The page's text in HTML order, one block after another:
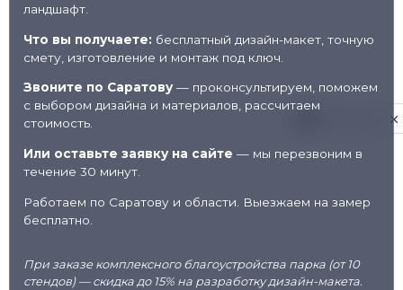
ландшафт.
Что вы получаете: бесплатный дизайн-макет, точную
смету, изготовление и монтаж под ключ.
Звоните по Саратову— проконсультируем, поможем
с выбором дизайна и материалов, рассчитаем
стоимость.
Или оставьте заявку на сайте — мы перезвоним в
течение 30 минут.
Работаем по Саратову и области. Выезжаем на замер
бесплатно.
При заказе комплексного благоустройства парка (от 10
стендов) — скидка до 15% на разработку дизайн-макета.